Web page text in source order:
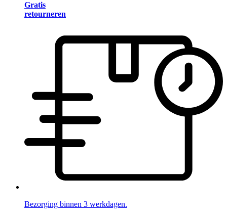
Gratis
retourneren
Bezorging binnen 3 werkdagen.